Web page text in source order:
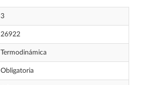
3
26922
Termodinámica
Obligatoria